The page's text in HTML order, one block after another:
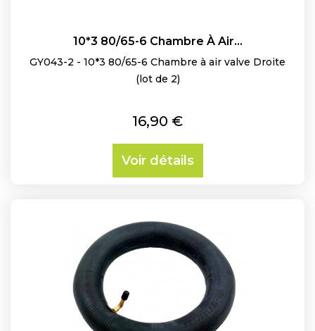
10*3 80/65-6 Chambre À Air...
GY043-2 - 10*3 80/65-6 Chambre à air valve Droite
(lot de 2)
Prix
16,90 €
Voir détails